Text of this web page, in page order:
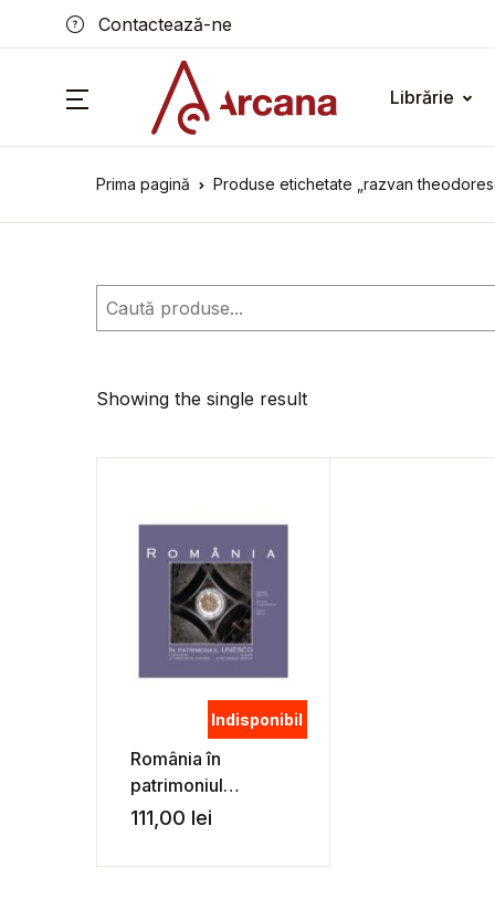
Contactează-ne
Librărie
Prima pagină Produse etichetate „razvan
Caută
Showing the single result
Indisponibil
România în
patrimoniul
UNESCO / La
patrimoine de
111,00 lei